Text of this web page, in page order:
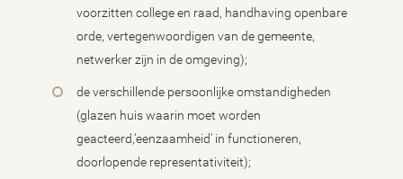
voorzitten college en raad, handhaving openbare
orde, vertegenwoordigen van de gemeente,
netwerker zijn in de omgeving);
de verschillende persoonlijke omstandigheden
(glazen huis waarin moet worden
geacteerd,‘eenzaamheid’ in functioneren,
doorlopende representativiteit);